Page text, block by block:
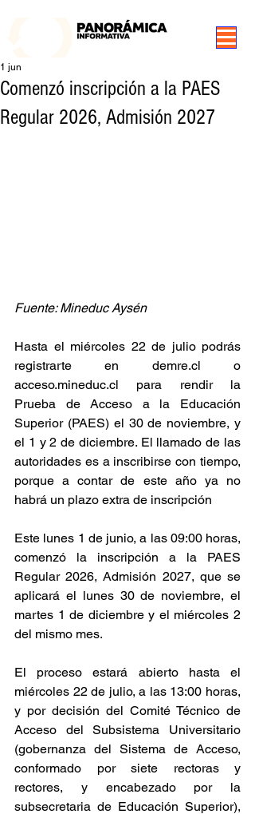
Comenzó inscripción a la PAES
Regular 2026, Admisión 2027
1 jun
Fuente: Mineduc Aysén
Hasta el miércoles 22 de julio podrás
registrarte en demre.cl
acceso.mineduc.cl para rendir la
Prueba de Acceso a la Educación
Superior (PAES) el 30 de noviembre, y
el 1 y 2 de diciembre. El llamado de las
autoridades es a inscribirse con tiempo,
porque a contar de este año ya no
habrá un plazo extra de inscripción
Este lunes 1 de junio, a las 09:00 horas,
comenzó la inscripción a la PAES
Regular 2026, Admisión 2027, que se
aplicará el lunes 30 de noviembre, el
martes 1 de diciembre y el miércoles 2
del mismo mes.
El proceso estará abierto hasta el
miércoles 22 de julio, a las 13:00 horas,
y por decisión del Comité Técnico de
Acceso del Subsistema Universitario
(gobernanza del Sistema de Acceso,
conformado por siete rectoras y
rectores, y encabezado por la
subsecretaria de Educación Superior),